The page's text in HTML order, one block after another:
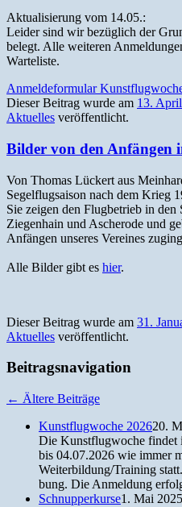
Aktu­al­isierung vom 14.05.:
Lei­der sind wir bezüglich der
belegt. Alle weit­eren
Warteliste.
Anmelde­for­mu­lar
Dieser Beitrag wurde am 13.
Aktuelles veröffentlicht.
Bilder von den Anfängen
Von Thomas Lück­ert aus
Segelflug­sai­son nach dem Krieg
Sie zeigen den Flug­be­trieb in
Ziegen­hain und Ascherode und
Anfän­gen unseres Vere­ines
Alle Bilder gibt es hier.
Dieser Beitrag wurde am 31.
Aktuelles veröffentlicht.
Beitragsnavigation
← Ältere Beiträge
Kunstflugwoche 202620.
Die Kun­st­flug­woche find­et
bis 04.07.2026 wie immer
Weiterbildung/Training
bung. Die Anmel­dung
Schnupperkurse1. Mai 2025